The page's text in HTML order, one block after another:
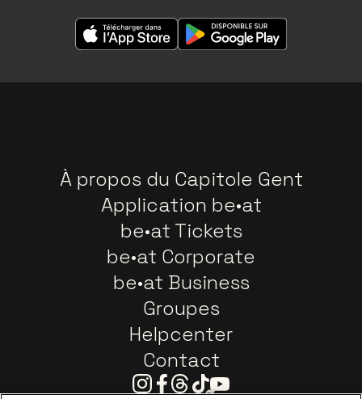
À propos du Capitole Gent
Application be•at
be•at Tickets
be•at Corporate
be•at Business
Groupes
Helpcenter
Contact
Instagram
Facebook
Threads
TiktokYoutube